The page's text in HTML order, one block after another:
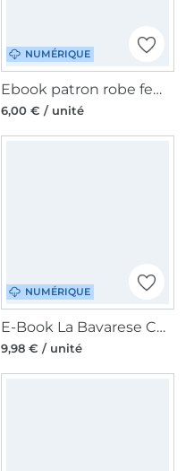
NUMÉRIQUE
Ebook patron robe femme Marley My Image S1046, en français
6,00 € / unité
NUMÉRIQUE
E-Book La Bavarese Chiara, en allemand
9,98 € / unité